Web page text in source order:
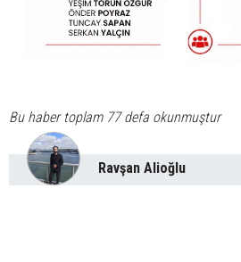
Bu haber toplam 77 defa okunmuştur
Ravşan Alioğlu